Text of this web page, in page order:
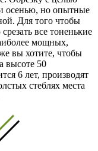
осенью, но опытные
Для того чтобы
все тоненькие
мощных,
вы хотите, чтобы
высоте 50
6 лет, производят
стеблях места